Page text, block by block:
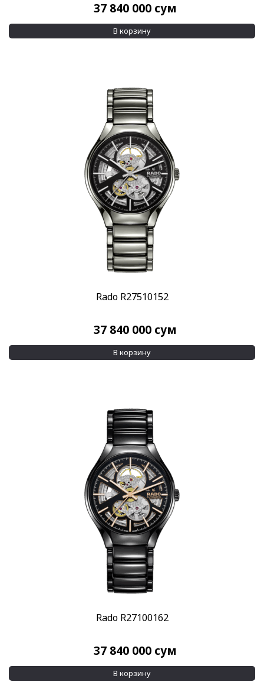
37 840 000 сум
В корзину
Rado R27510152
37 840 000 сум
В корзину
Rado R27100162
37 840 000 сум
В корзину